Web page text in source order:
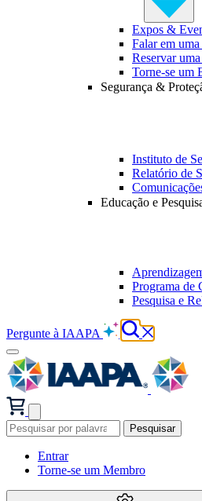
Expos &
Falar em
Reservar
Torne-se um
Segurança &
Instituto de
Relatório de
Educação e
Programa de
Pesquisa e
Pergunte à IAAPA
Pesquisar
Entrar
Torne-se um Membro